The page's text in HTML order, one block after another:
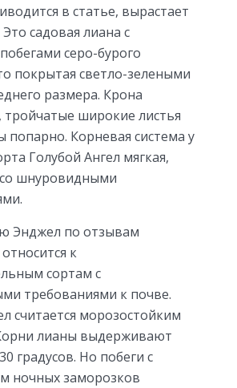
в статье, вырастает
садовая лиана с
серо-бурого
покрытая светло-зелеными
размера. Крона
тройчатые широкие листья
попарно. Корневая система у
Голубой Ангел мягкая,
шнуровидными
Энджел по отзывам
к
сортам с
требованиями к почве.
считается морозостойким
лианы выдерживают
градусов. Но побеги с
ночных заморозков